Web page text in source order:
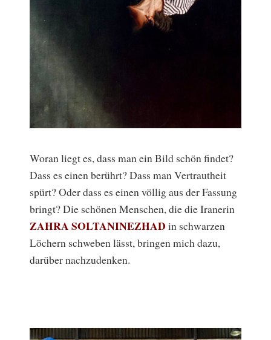
Woran liegt es, dass man ein Bild schön findet?
Dass es einen berührt? Dass man Vertrautheit
spürt? Oder dass es einen völlig aus der Fassung
bringt? Die schönen Menschen, die die Iranerin
ZAHRA SOLTANINEZHAD in schwarzen
Löchern schweben lässt, bringen mich dazu,
darüber nachzudenken.